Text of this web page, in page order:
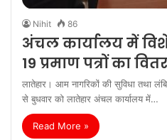
अंचल कार्यालय में
19 प्रमाण पत्रों का
लातेहार। आम नागरिकों की सुविधा तथा
से बुधवार को लातेहार अंचल कार्यालय में…
Read More »